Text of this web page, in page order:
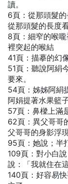
讀。
6頁：從那頭髮
從那頭髮的長度
8頁：細窄的喉
裡突起的喉結
41頁：描摹的幻
51頁：聽說阿絹
要來。
54頁：姊姊阿絹
阿娟提著水果籃
57頁：鼻樑上滿
62頁：異父哥哥
父哥哥的身影浮
95頁：她說；半
109頁：對小白
說：「我就住在
140頁：好容易